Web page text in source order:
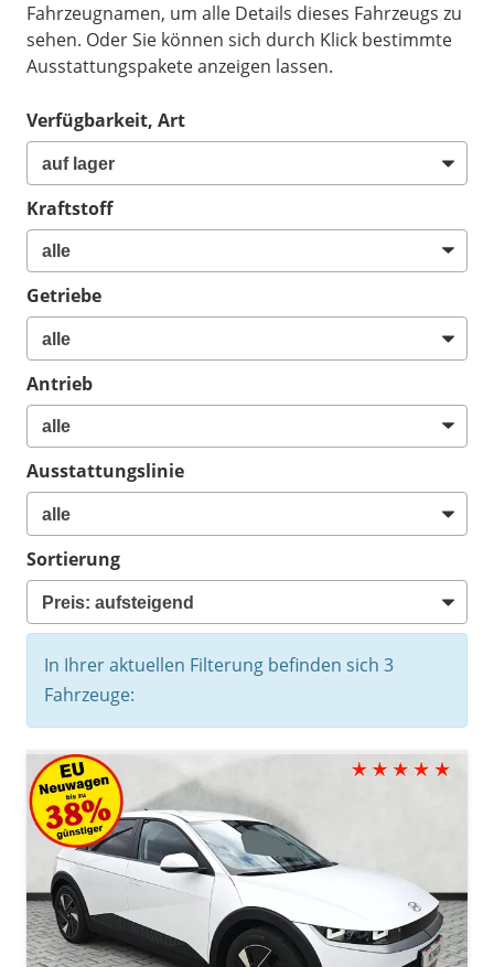
Fahrzeugnamen, um alle Details dieses Fahrzeugs zu
sehen. Oder Sie können sich durch Klick bestimmte
Ausstattungspakete anzeigen lassen.
Verfügbarkeit, Art
Kraftstoff
Getriebe
Antrieb
Ausstattungslinie
Sortierung
In Ihrer aktuellen Filterung befinden sich 3
Fahrzeuge: